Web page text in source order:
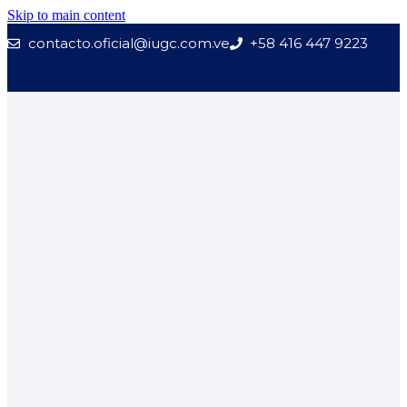
Skip to main content
contacto.oficial@iugc.com.ve +58 416 447 9223